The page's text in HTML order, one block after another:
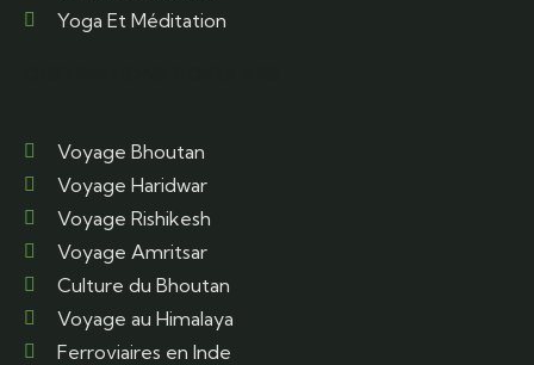
Yoga Et Méditation
Voyage Bhoutan
Voyage Haridwar
Voyage Rishikesh
Voyage Amritsar
Culture du Bhoutan
Voyage au Himalaya
Ferroviaires en Inde